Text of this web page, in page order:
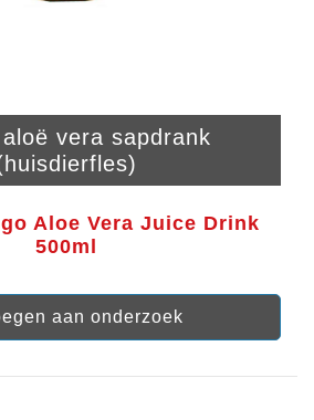
vera sapdrank
Aloe Vera Juice Drink
500ml
aan onderzoek